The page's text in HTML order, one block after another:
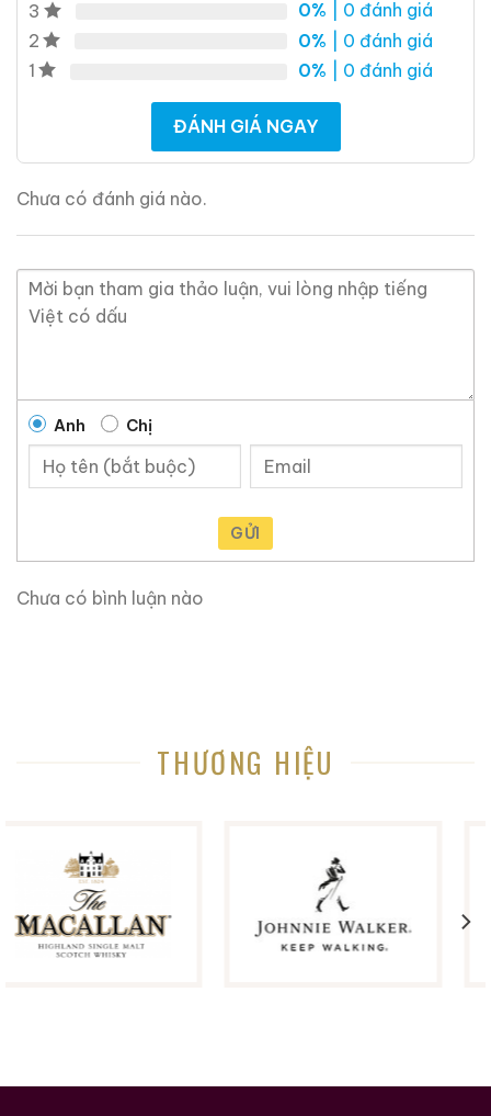
3 0% | 0 đánh giá
2
0% | 0 đánh giá
1
0% | 0 đánh giá
ĐÁNH GIÁ NGAY
Chưa có đánh giá nào.
Anh Chị
GỬI
Chưa có bình luận nào
THƯƠNG HIỆU